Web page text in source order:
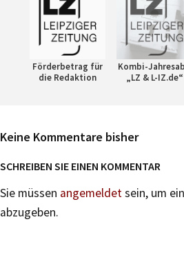
Förderbetrag für
die Redaktion
Kombi-
„LZ & L-IZ.de“
Keine Kommentare bisher
SCHREIBEN SIE EINEN KOMMENTAR
Sie müssen angemeldetsein, um
abzugeben.